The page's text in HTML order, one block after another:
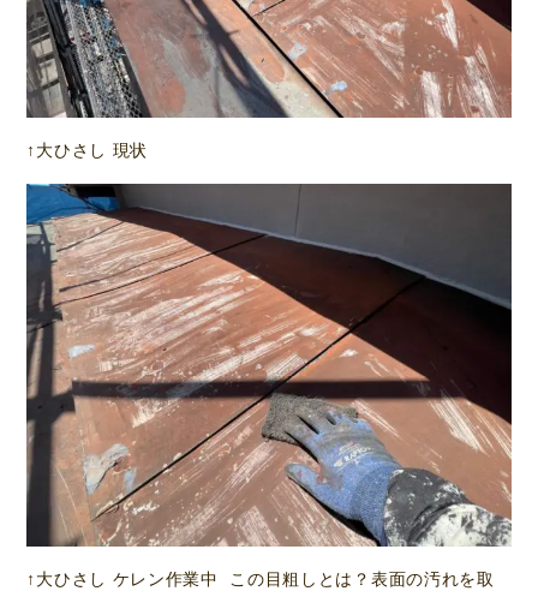
↑大ひさし 現状
↑大ひさし ケレン作業中 この目粗しとは？表面の汚れを取